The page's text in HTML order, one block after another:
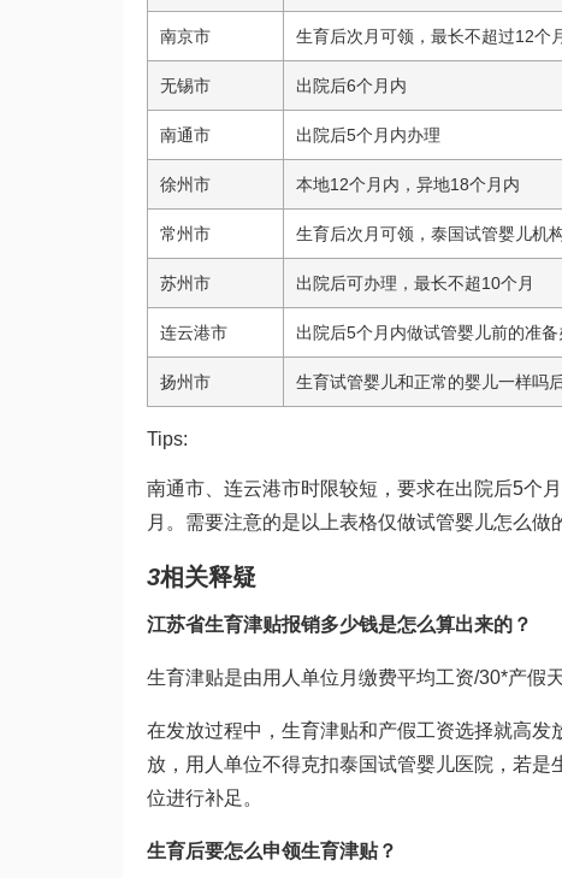
南京市 生育后次月可领，最长不超过12个
无锡市 出院后6个月内
南通市 出院后5个月内办理
徐州市 本地12个月内，异地18个月内
常州市 生育后次月可领，泰国试管婴儿机
苏州市 出院后可办理，最长不超10个月
连云港市 出院后5个月内做试管婴儿前的准备
扬州市 生育试管婴儿和正常的婴儿一样吗
Tips:
南通市、连云港市时限较短，要求在出院后5个
月。需要注意的是以上表格仅做试管婴儿怎么做
3相关释疑
江苏省生育津贴报销多少钱是怎么算出来的？
生育津贴是由用人单位月缴费平均工资/30*产假
在发放过程中，生育津贴和产假工资选择就高发
放，用人单位不得克扣泰国试管婴儿医院 ，若是
位进行补足。
生育后要怎么申领生育津贴？